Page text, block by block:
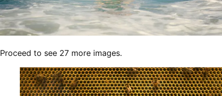
Proceed to see 27 more images.